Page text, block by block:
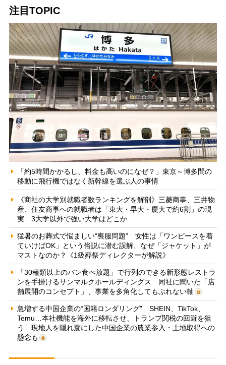
注目TOPIC
「約5時間かかるし、料金も高いのになぜ？」東京～博多間の
移動に飛行機ではなく新幹線を選ぶ人の事情
《商社の大学別就職者数ランキングを解剖》三菱商事、三井物
産、住友商事への就職者は「東大・早大・慶大で約6割」の現
実 3大学以外で強い大学はどこか
猛暑のお葬式で悩ましい“喪服問題” 女性は「ワンピースを着
ていけばOK」という俗説に潜む誤解、なぜ「ジャケット」が
マストなのか？《1級葬祭ディレクターが解説》
「30種類以上のパン食べ放題」で行列のできる新形態レストラ
ンを手掛けるサンマルクホールディングス 同社に聞いた「店
舗展開のコンセプト」、事業を多角化してもぶれない軸
急増する中国企業の“国籍ロンダリング” SHEIN、TikTok、
Temu…本社機能を海外に移転させ、トランプ関税の回避を狙
う 現地人を隠れ蓑にした中国企業の農業参入・土地取得への
懸念も